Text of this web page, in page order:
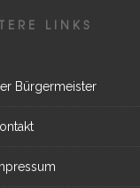
LINKS
Bürgermeister